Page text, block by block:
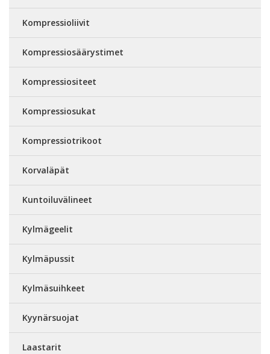
Kompressioliivit
Kompressiosäärystimet
Kompressiositeet
Kompressiosukat
Kompressiotrikoot
Korvaläpät
Kuntoiluvälineet
Kylmägeelit
Kylmäpussit
Kylmäsuihkeet
Kyynärsuojat
Laastarit